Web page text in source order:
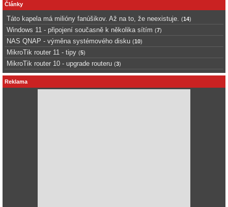
Články
Táto kapela má milióny fanúšikov. Až na to, že neexistuje. (14)
Windows 11 - připojení současně k několika sítím (7)
NAS QNAP - výměna systémového disku (10)
MikroTik router 11 - tipy (5)
MikroTik router 10 - upgrade routeru (3)
Reklama